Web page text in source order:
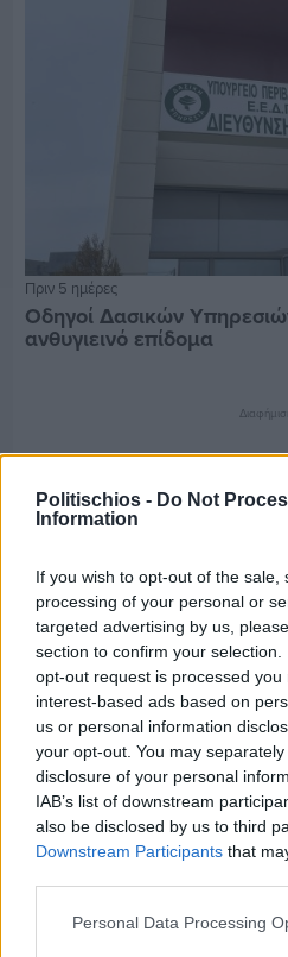
Politischios - Do Not
Information
If you wish to opt-out of the
processing of your personal or
targeted advertising by us,
section to confirm your
opt-out request is processed you
interest-based ads based on
us or personal information
your opt-out. You may
disclosure of your personal
IAB’s list of downstream
also be disclosed by us to third
Downstream Participants that
Personal Data Processing
Πριν 5 ημέρες
Οδηγοί Δασικών
ανθυγιεινό επίδομα
Πριν 5 ημέρες
Οι ξεχωριστές
Clementine Chios